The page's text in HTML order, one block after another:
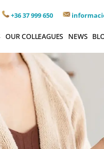
+36 37 999 650
OUR COLLEAGUES NEWS